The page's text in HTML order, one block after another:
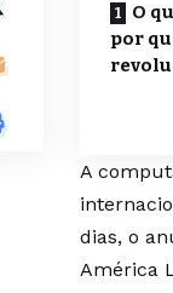
O
por
A
dias, o
América